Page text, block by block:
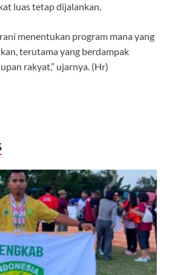
luas tetap dijalankan.
menentukan program mana yang
terutama yang berdampak
rakyat,” ujarnya. (Hr)